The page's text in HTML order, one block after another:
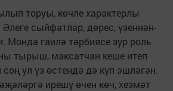
торуы, көчле характерлы
сыйфатлар, дөрес, үзеннән-
Монда гаилә тәрбиясе зур роль
тырыш, максатчан кеше итеп
ул үз өстендә дә күп эшләгән.
ирешү өчен көч, хезмәт